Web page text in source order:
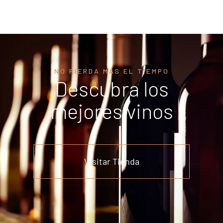
NO PIERDA MÁS EL TIEMPO
Descubra los
mejores vinos
Visitar Tienda